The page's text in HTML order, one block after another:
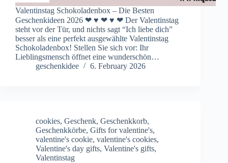
Valentinstag Schokoladenbox – Die Besten
Geschenkideen 2026 ❤ ♥ ❤ ♥ ❤ Der Valentinstag
steht vor der Tür, und nichts sagt “Ich liebe dich”
besser als eine perfekt ausgewählte Valentinstag
Schokoladenbox! Stellen Sie sich vor: Ihr
Lieblingsmensch öffnet eine wunderschön…
geschenkidee
6. February 2026
cookies, Geschenk, Geschenkkorb,
Geschenkkörbe, Gifts for valentine's,
valentine's cookie, valentine's cookies,
Valentine's day gifts, Valentine's gifts,
Valentinstag